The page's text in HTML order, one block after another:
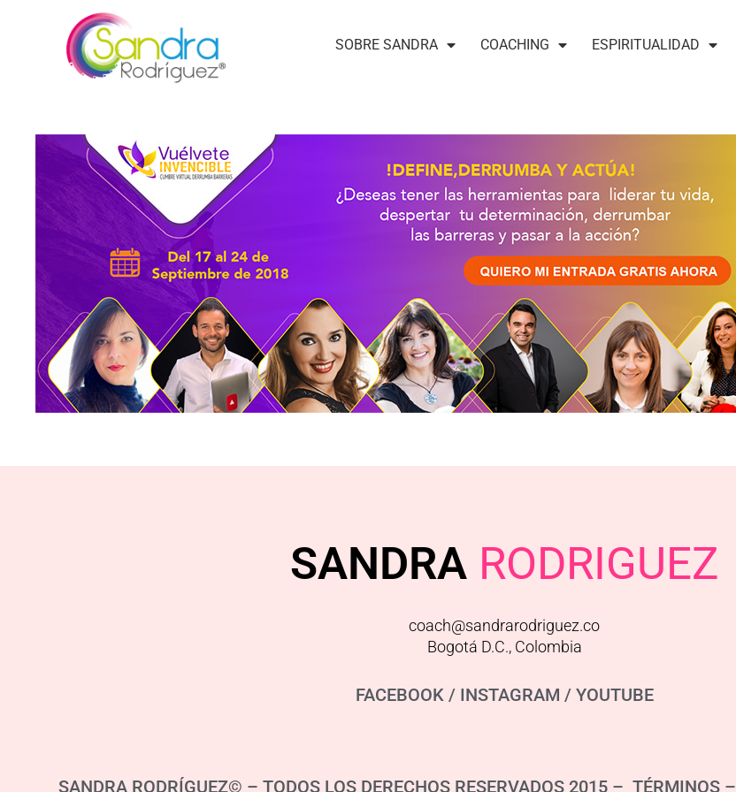
SOBRE SANDRA COACHING ESPIRITUALIDAD
SANDRA RODRIGUEZ
coach@sandrarodriguez.co
Bogotá D.C., Colombia
FACEBOOK/ INSTAGRAM / YOUTUBE
SANDRA RODRÍGUEZ© – TODOS LOS DERECHOS RESERVADOS 2015 – TÉRMINOS –